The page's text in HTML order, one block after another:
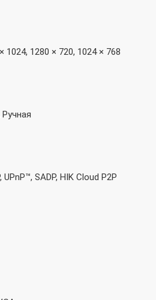
1024, 1280 × 720, 1024 × 768
UPnP™, SADP, HIK Cloud P2P